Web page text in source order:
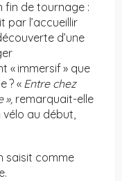
fin de tournage :
par l’accueillir
d’une
« immersif » que
? «Entre chez
», remarquait-elle
vélo au début,
saisit comme